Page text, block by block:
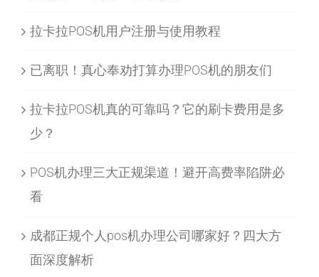
拉卡拉POS机用户注册与使用教程
已离职！真心奉劝打算办理POS机的朋友们
拉卡拉POS机真的可靠吗？它的刷卡费用是多
少？
POS机办理三大正规渠道！避开高费率陷阱必
看
成都正规个人pos机办理公司哪家好？四大方
面深度解析